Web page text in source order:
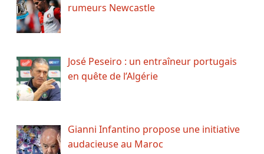
rumeurs Newcastle
José Peseiro : un entraîneur portugais
en quête de l’Algérie
Gianni Infantino propose une initiative
audacieuse au Maroc